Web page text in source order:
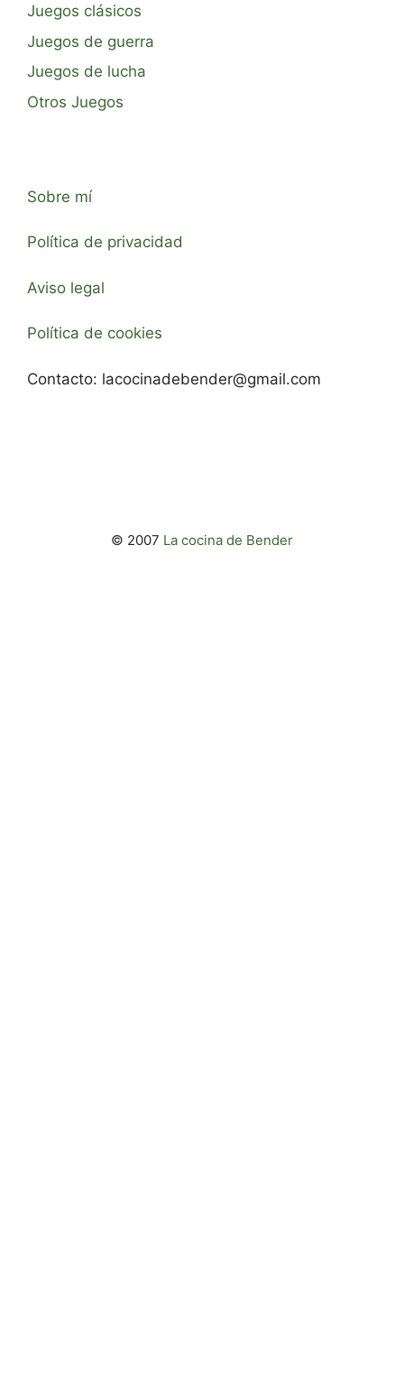
Juegos clásicos
Juegos de guerra
Juegos de lucha
Otros Juegos
Sobre mí
Política de privacidad
Aviso legal
Política de cookies
Contacto: lacocinadebender@gmail.com
© 2007 La cocina de Bender